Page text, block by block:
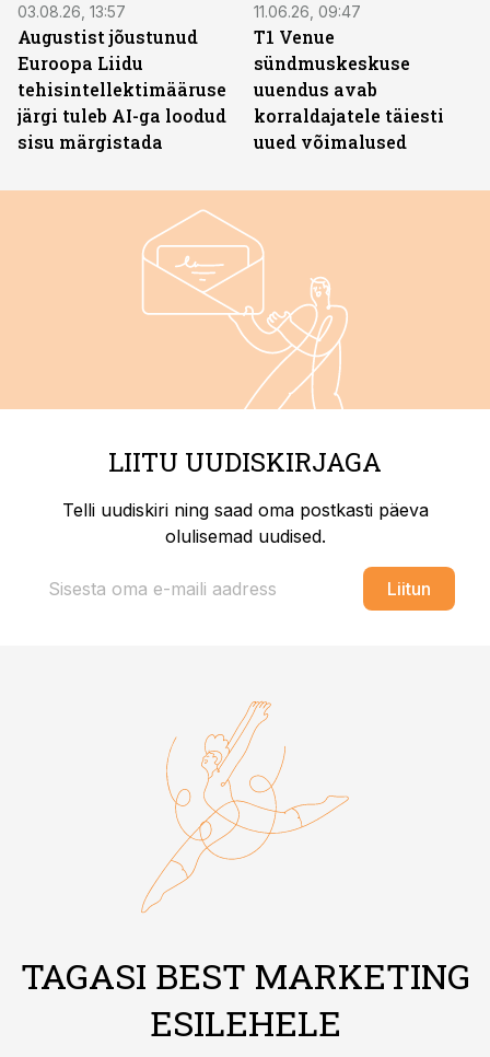
03.08.26, 13:57
Augustist jõustunud
Euroopa Liidu
tehisintellektimääruse
järgi tuleb AI-ga loodud
sisu märgistada
11.06.26, 09:47
T1 Venue
sündmuskeskuse
uuendus avab
korraldajatele täiesti
uued võimalused
LIITU UUDISKIRJAGA
Telli uudiskiri ning saad oma postkasti päeva
olulisemad uudised.
Liitun
TAGASI BEST MARKETING
ESILEHELE